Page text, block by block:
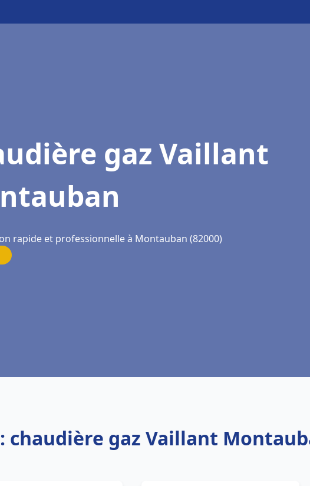
gaz Vaillant
rapide et professionnelle à Montauban (82000)
chaudière gaz Vaillant